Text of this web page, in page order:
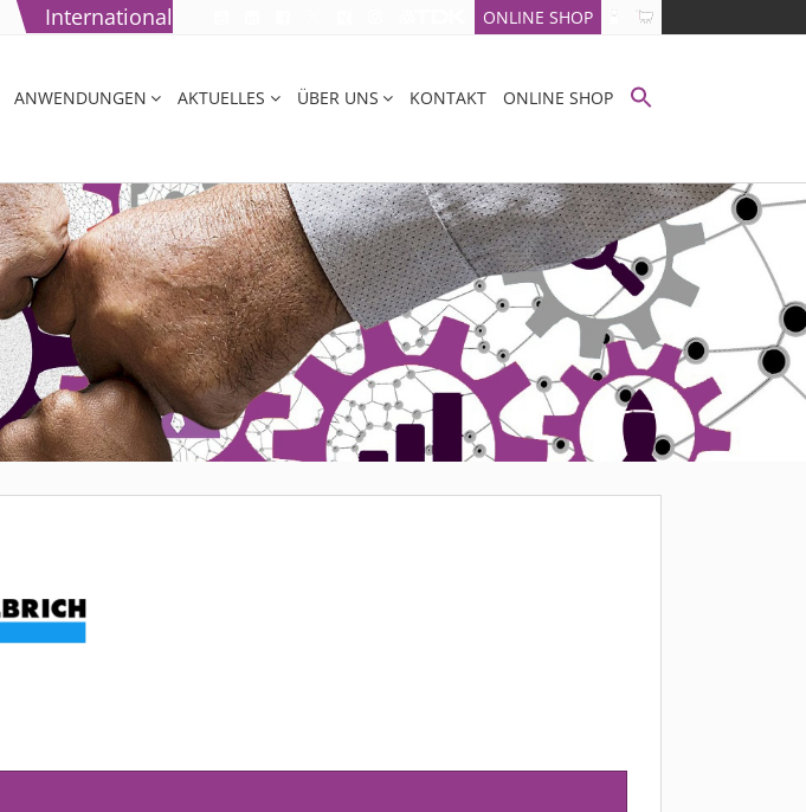
International ONLINE SHOP
ANWENDUNGEN AKTUELLES ÜBER UNS KONTAKT ONLINE SHOP